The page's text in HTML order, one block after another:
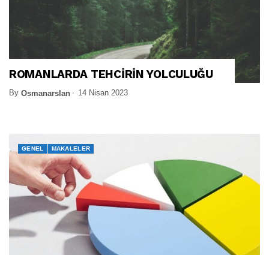
ROMANLARDA TEHCİRİN YOLCULUĞU
By Osmanarslan 14 Nisan 2023
GENEL MAKALELER